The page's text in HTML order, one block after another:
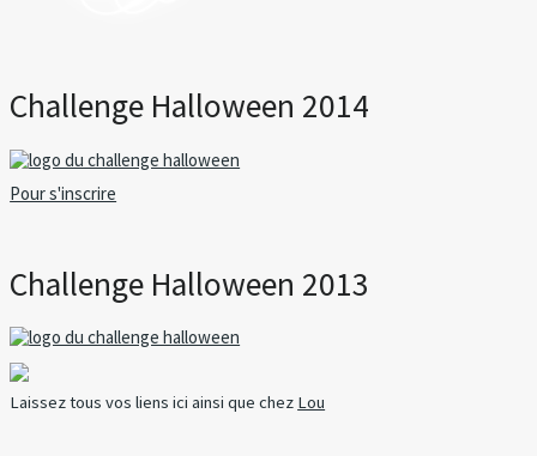
Challenge Halloween 2014
Pour s'inscrire
Challenge Halloween 2013
Laissez tous vos liens ici ainsi que chez Lou